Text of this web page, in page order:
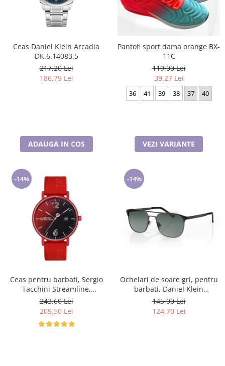
Ceas Daniel Klein Arcadia
DK.6.14083.5
217,20 Lei
186,79 Lei
ADAUGA IN COS
Pantofi sport dama orange BX-
11C
119,00 Lei
39,27 Lei
36 41 39 38 37 40
VEZI VARIANTE
-14%
Ceas pentru barbati, Sergio
Tacchini Streamline,
ST.1.10116.1
243,60 Lei
209,50 Lei
-14%
Ochelari de soare gri, pentru
barbati, Daniel Klein
Sunglasses, DK3264-2
145,00 Lei
124,70 Lei